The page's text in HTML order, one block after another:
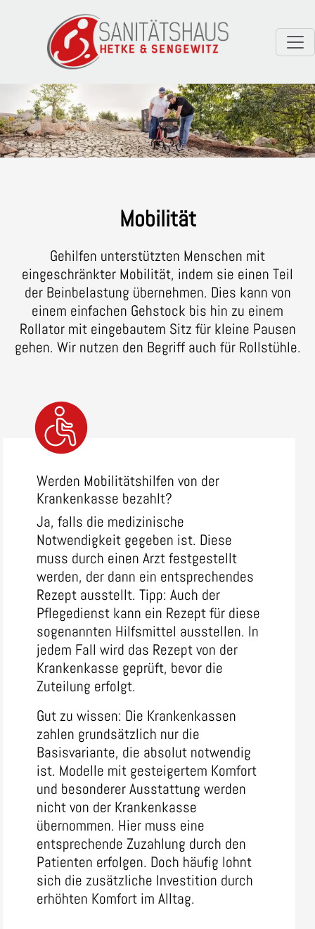
Mobilität
Gehilfen unterstützten Menschen mit
eingeschränkter Mobilität, indem sie einen Teil
der Beinbelastung übernehmen. Dies kann von
einem einfachen Gehstock bis hin zu einem
Rollator mit eingebautem Sitz für kleine Pausen
gehen. Wir nutzen den Begriff auch für Rollstühle.
Werden Mobilitätshilfen von der
Krankenkasse bezahlt?
Ja, falls die medizinische
Notwendigkeit gegeben ist. Diese
muss durch einen Arzt festgestellt
werden, der dann ein entsprechendes
Rezept ausstellt. Tipp: Auch der
Pflegedienst kann ein Rezept für diese
sogenannten Hilfsmittel ausstellen. In
jedem Fall wird das Rezept von der
Krankenkasse geprüft, bevor die
Zuteilung erfolgt.
Gut zu wissen: Die Krankenkassen
zahlen grundsätzlich nur die
Basisvariante, die absolut notwendig
ist. Modelle mit gesteigertem Komfort
und besonderer Ausstattung werden
nicht von der Krankenkasse
übernommen. Hier muss eine
entsprechende Zuzahlung durch den
Patienten erfolgen. Doch häufig lohnt
sich die zusätzliche Investition durch
erhöhten Komfort im Alltag.